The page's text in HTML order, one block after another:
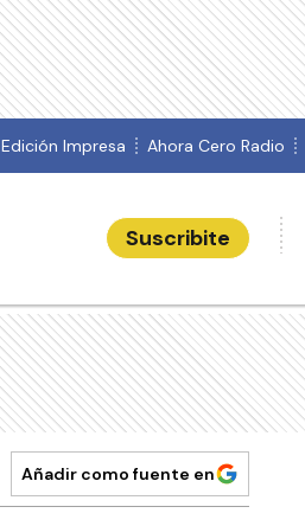
Edición Impresa Ahora Cero Radio
Suscribite
Añadir como fuente en